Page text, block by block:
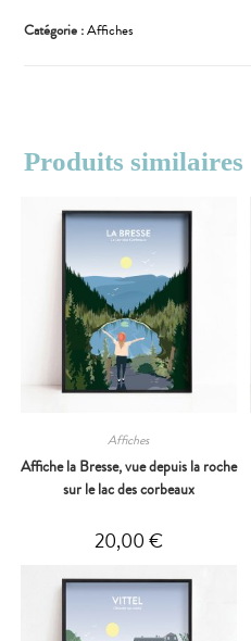
Catégorie :Affiches
Produits similaires
Affiches
Affiche la Bresse, vue depuis la roche
sur le lac des corbeaux
20,00€